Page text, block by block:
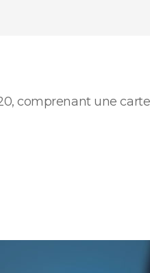
comprenant une